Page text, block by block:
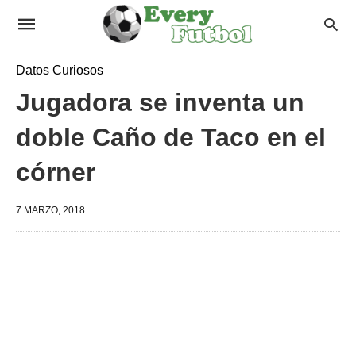
Datos Curiosos
Jugadora se inventa un
doble Caño de Taco en el
córner
7 MARZO, 2018